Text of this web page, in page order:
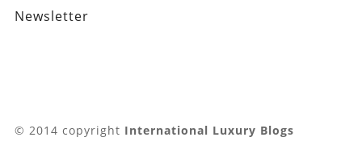
Newsletter
© 2014 copyright International Luxury Blogs